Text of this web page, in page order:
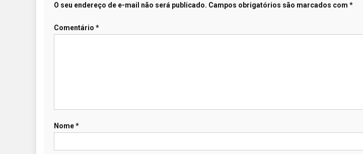
O seu endereço de e-mail não será publicado. Campos obrigatórios são marcados com *
Comentário *
Nome*